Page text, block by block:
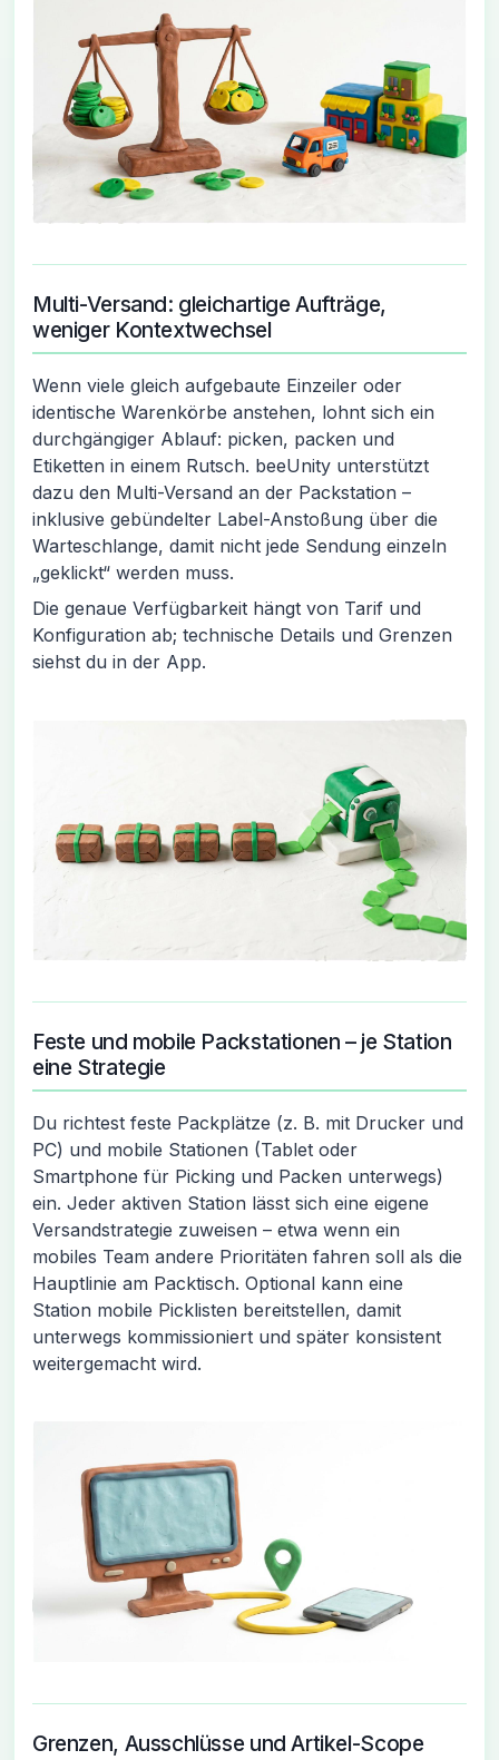
Multi-Versand: gleichartige Aufträge,
weniger Kontextwechsel
Wenn viele gleich aufgebaute Einzeiler oder
identische Warenkörbe anstehen, lohnt sich ein
durchgängiger Ablauf: picken, packen und
Etiketten in einem Rutsch. beeUnity unterstützt
dazu den Multi-Versand an der Packstation –
inklusive gebündelter Label-Anstoßung über die
Warteschlange, damit nicht jede Sendung einzeln
„geklickt“ werden muss.
Die genaue Verfügbarkeit hängt von Tarif und
Konfiguration ab; technische Details und Grenzen
siehst du in der App.
Feste und mobile Packstationen – je Station
eine Strategie
Du richtest feste Packplätze (z. B. mit Drucker und
PC) und mobile Stationen (Tablet oder
Smartphone für Picking und Packen unterwegs)
ein. Jeder aktiven Station lässt sich eine eigene
Versandstrategie zuweisen – etwa wenn ein
mobiles Team andere Prioritäten fahren soll als die
Hauptlinie am Packtisch. Optional kann eine
Station mobile Picklisten bereitstellen, damit
unterwegs kommissioniert und später konsistent
weitergemacht wird.
Grenzen, Ausschlüsse und Artikel-Scope